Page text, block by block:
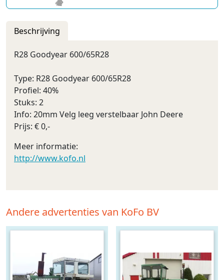
Beschrijving
R28 Goodyear 600/65R28
Type: R28 Goodyear 600/65R28
Profiel: 40%
Stuks: 2
Info: 20mm Velg leeg verstelbaar John Deere
Prijs: € 0,-
Meer informatie:
http://www.kofo.nl
Andere advertenties van KoFo BV